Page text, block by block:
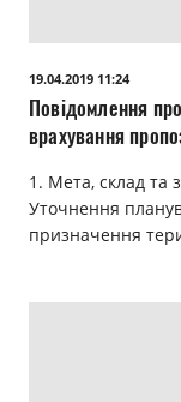
19.04.2019 11:24
Повідомлення
врахування
Попова та
Луцьку
1. Мета, склад та
Уточнення
призначення